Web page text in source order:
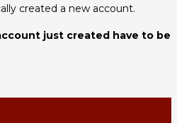
created a new account.
just created have to be